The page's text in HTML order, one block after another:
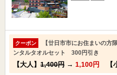
クーポン
【廿日市市にお住まいの方
ンタルタオルセット 300円引き
【大人】 1,400円 → 1,100円 【